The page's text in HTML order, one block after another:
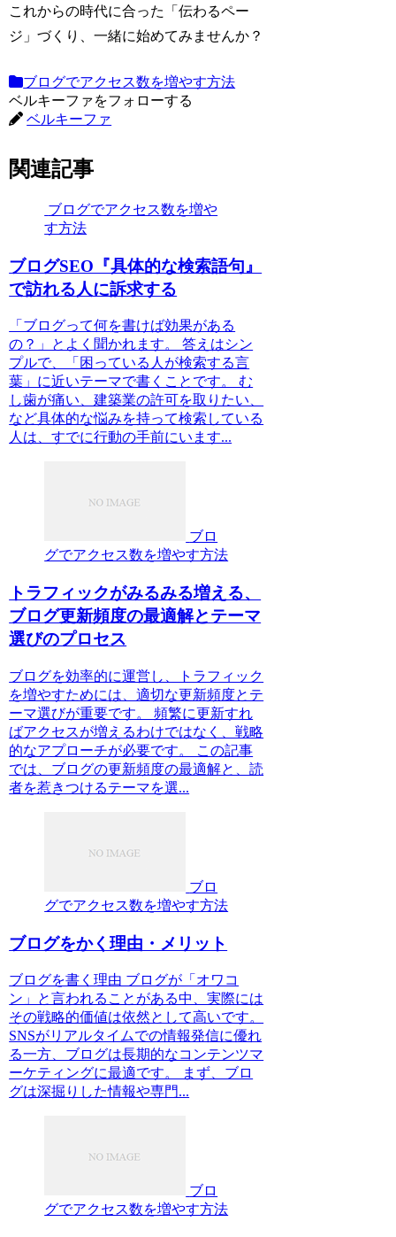
これからの時代に合った「伝わるペー
ジ」づくり、一緒に始めてみませんか？
ブログでアクセス数を増やす方法
ベルキーファをフォローする
ベルキーファ
関連記事
ブログでアクセス数を増や
す方法
ブログSEO『具体的な検索語句』
で訪れる人に訴求する
「ブログって何を書けば効果がある
の？」とよく聞かれます。 答えはシン
プルで、「困っている人が検索する言
葉」に近いテーマで書くことです。 む
し歯が痛い、建築業の許可を取りたい、
など具体的な悩みを持って検索している
人は、すでに行動の手前にいます...
ブロ
グでアクセス数を増やす方法
トラフィックがみるみる増える、
ブログ更新頻度の最適解とテーマ
選びのプロセス
ブログを効率的に運営し、トラフィック
を増やすためには、適切な更新頻度とテ
ーマ選びが重要です。 頻繁に更新すれ
ばアクセスが増えるわけではなく、戦略
的なアプローチが必要です。 この記事
では、ブログの更新頻度の最適解と、読
者を惹きつけるテーマを選...
ブロ
グでアクセス数を増やす方法
ブログをかく理由・メリット
ブログを書く理由 ブログが「オワコ
ン」と言われることがある中、実際には
その戦略的価値は依然として高いです。
SNSがリアルタイムでの情報発信に優れ
る一方、ブログは長期的なコンテンツマ
ーケティングに最適です。 まず、ブロ
グは深掘りした情報や専門...
ブロ
グでアクセス数を増やす方法